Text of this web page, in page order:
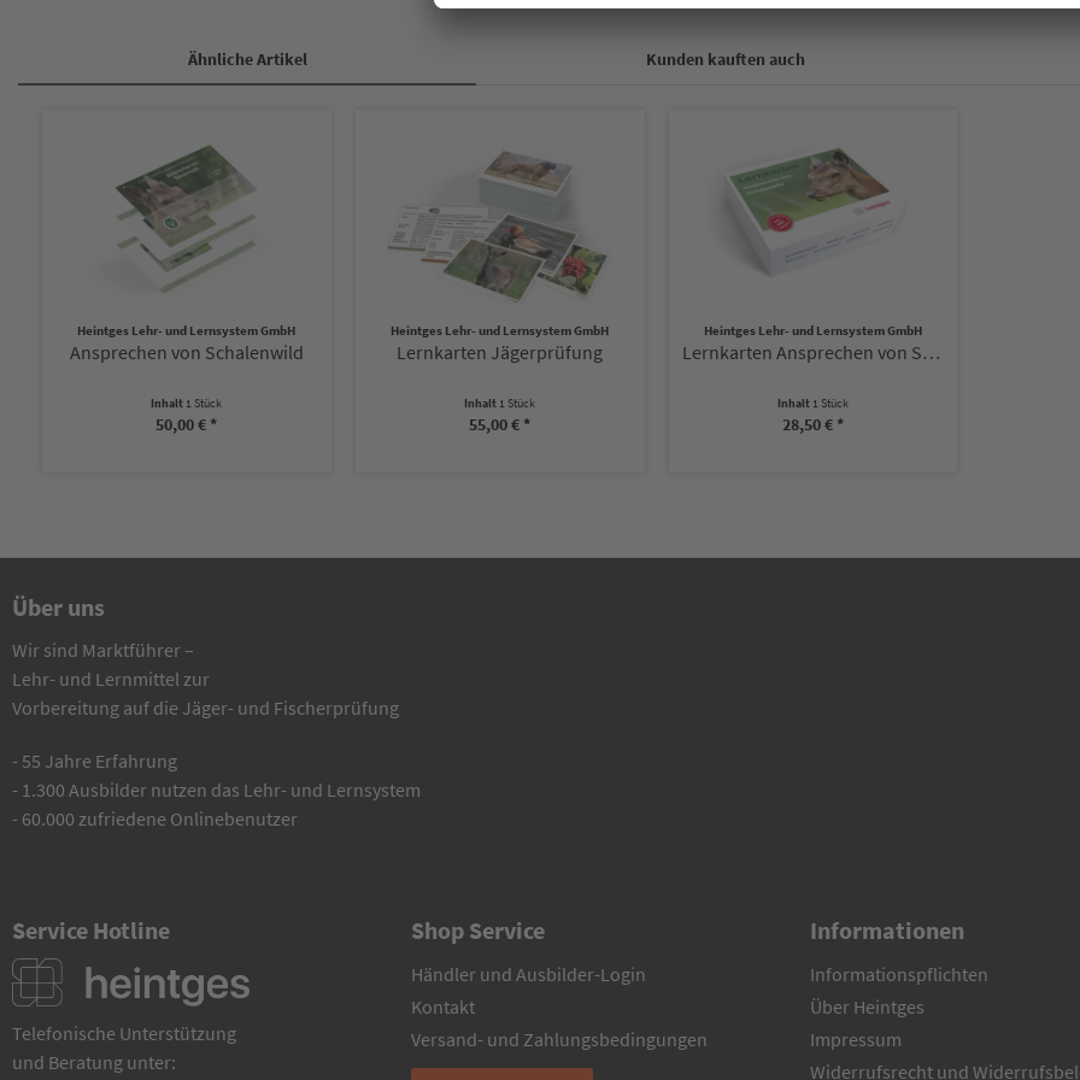
Ähnliche Artikel Kunden kauften auch
Heintges Lehr- und Lernsystem GmbH
Ansprechen von Schalenwild
Inhalt 1 Stück
50,00 € *
Heintges Lehr- und Lernsystem GmbH
Lernkarten Jägerprüfung
Inhalt 1 Stück
55,00 € *
Heintges Lehr- und Lernsystem GmbH
Lernkarten Ansprechen von Schalenwild
Inhalt 1 Stück
28,50 € *
Über uns
Wir sind Marktführer –
Lehr- und Lernmittel zur
Vorbereitung auf die Jäger- und Fischerprüfung
- 55 Jahre Erfahrung
- 1.300 Ausbilder nutzen das Lehr- und Lernsystem
- 60.000 zufriedene Onlinebenutzer
Service Hotline
Telefonische Unterstützung
und Beratung unter:
Shop Service
Händler und Ausbilder-Login
Kontakt
Versand- und Zahlungsbedingungen
Informationen
Informationspflichten
Über Heintges
Impressum
Widerrufsrecht und